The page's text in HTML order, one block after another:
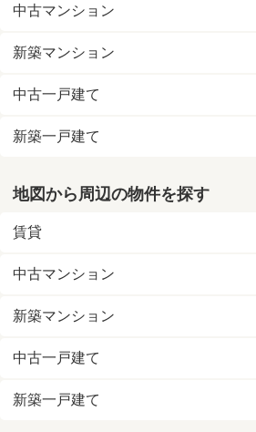
中古マンション
新築マンション
中古一戸建て
新築一戸建て
地図から周辺の物件を探す
賃貸
中古マンション
新築マンション
中古一戸建て
新築一戸建て